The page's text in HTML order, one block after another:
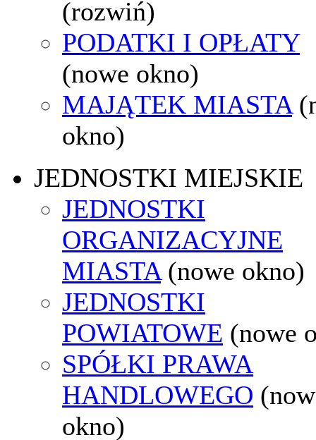
(rozwiń)
PODATKI I OPŁATY
(nowe okno)
MAJĄTEK MIASTA
okno)
JEDNOSTKI MIEJSKIE
JEDNOSTKI
ORGANIZACYJNE
MIASTA (nowe okno)
JEDNOSTKI
POWIATOWE (nowe
SPÓŁKI PRAWA
HANDLOWEGO
okno)